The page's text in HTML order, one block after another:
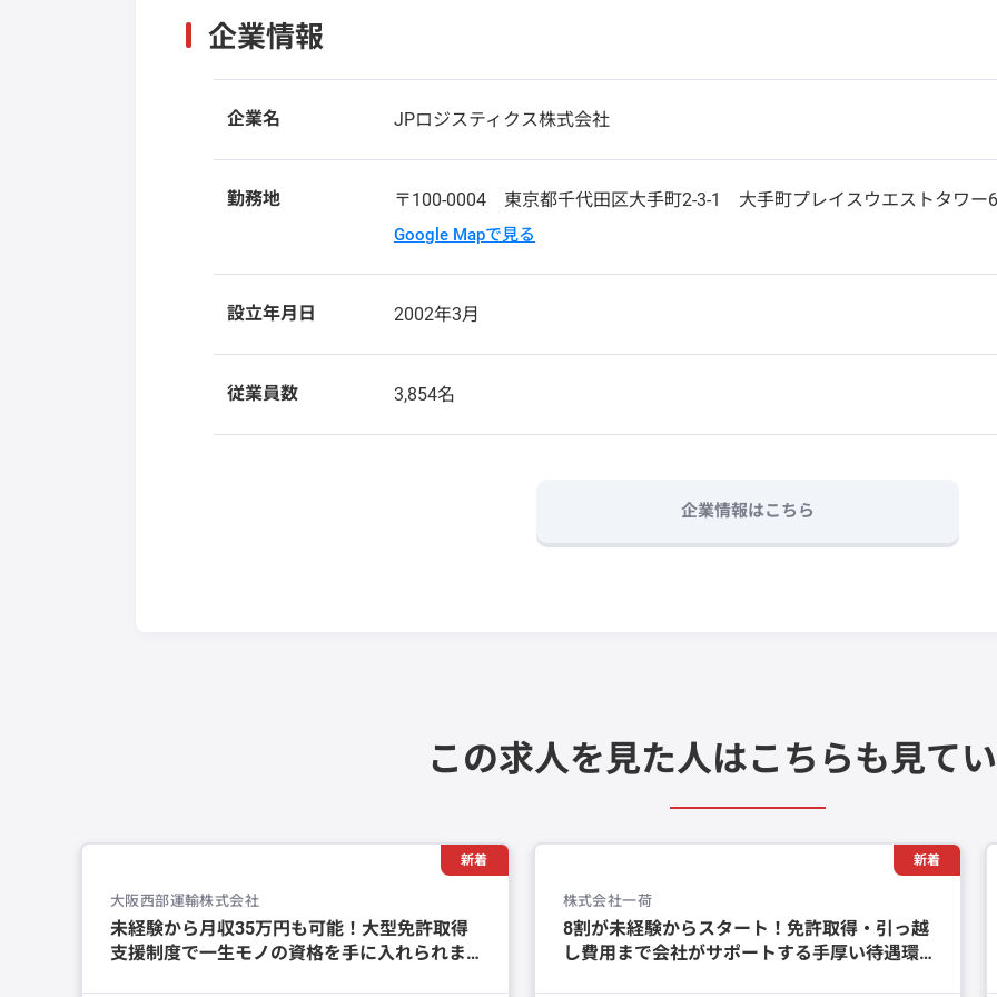
企業情報
企業名 JPロジスティクス株式会社
勤務地 〒100-0004 東京都千代田区大手町2-3-1 大手町プレイスウエストタワー
Google Mapで見る
設立年月日 2002年3月
従業員数 3,854名
企業情報はこちら
この求人を見た人はこちらも見て
新着
大阪西部運輸株式会社
未経験から月収35万円も可能！大型免許取得
支援制度で一生モノの資格を手に入れられま
新着
株式会社一荷
8割が未経験からスタート！免許取得・引っ越
し費用まで会社がサポートする手厚い待遇環